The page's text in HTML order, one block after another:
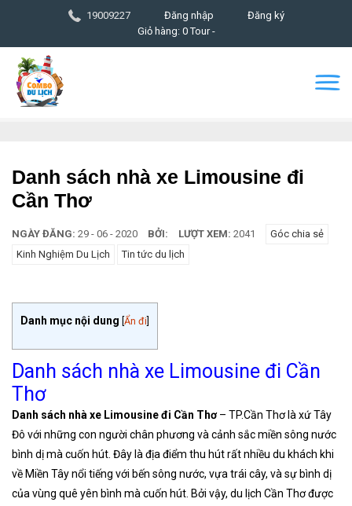
19009227 Đăng nhập
Đăng ký
Giỏ hàng: 0 Tour -
Danh sách nhà xe Limousine đi
Cần Thơ
NGÀY ĐĂNG: 29 - 06 - 2020 BỞI: LƯỢT XEM: 2041
Góc chia sẻ
Kinh Nghiệm Du Lịch
Tin tức du lịch
Danh mục nội dung Ẩn đi
Danh sách nhà xe Limousine đi Cần
Thơ
Danh sách nhà xe Limousine đi Cần Thơ– TP.Cần Thơ là xứ Tây
Đô với những con người chân phương và cảnh sắc miền sông nước
bình dị mà cuốn hút. Đây là địa điểm thu hút rất nhiều du khách khi
về Miền Tây nổi tiếng với bến sông nước, vựa trái cây, và sự bình dị
của vùng quê yên bình mà cuốn hút. Bởi vậy, du lịch Cần Thơ được